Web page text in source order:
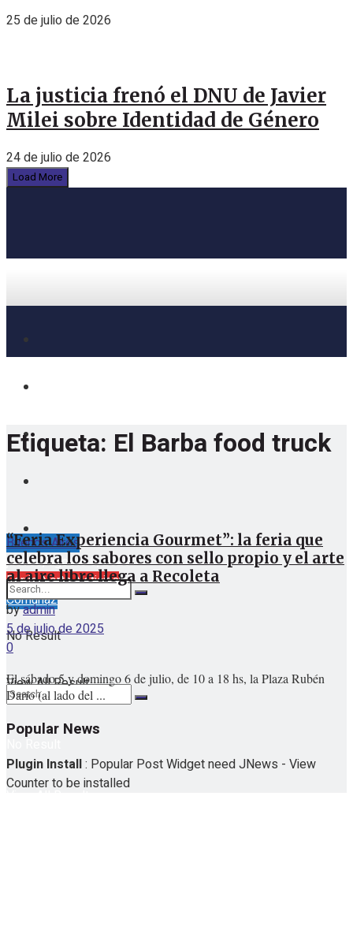
25 de julio de 2026
La justicia frenó el DNU de Javier
Milei sobre Identidad de Género
24 de julio de 2026
Load More
Buenos Aires
jueves, agosto 6, 2026
Barrio Norte Noticias
Comuna2
No Result
View All Result
Etiqueta: El Barba food truck
“Feria Experiencia Gourmet”: la feria que
celebra los sabores con sello propio y el arte
al aire libre llega a Recoleta
byadmin
5 de julio de 2025
0
El sábado 5 y domingo 6 de julio, de 10 a 18 hs, la Plaza Rubén
Darío (al lado del ...
Popular News
Plugin Install: Popular Post Widget need JNews - View
Counter to be installed